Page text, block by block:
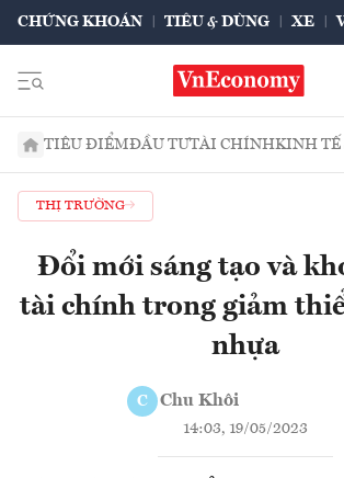
CHỨNG KHOÁN TIÊU & DÙNG XE
TIÊU ĐIỂMĐẦU TƯTÀI CHÍNHKINH TẾ
THỊ TRƯỜNG
Đổi mới sáng tạo và
tài chính trong giảm
nhựa
C Chu Khôi
14:03, 19/05/2023